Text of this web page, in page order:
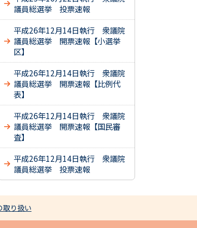
議員総選挙 投票速報
平成26年12月14日執行 衆議院
議員総選挙 開票速報【小選挙
区】
平成26年12月14日執行 衆議院
議員総選挙 開票速報【比例代
表】
平成26年12月14日執行 衆議院
議員総選挙 開票速報【国民審
査】
平成26年12月14日執行 衆議院
議員総選挙 投票速報
取り扱い